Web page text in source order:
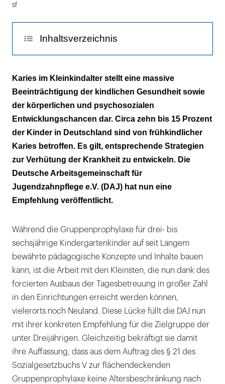
sf
Inhaltsverzeichnis
Früher Zahnarztbesuch wissenschaftlich
empfohlen
Das Ziel – mehr Qualität
Karies im Kleinkindalter stellt eine massive
Beeinträchtigung der kindlichen Gesundheit sowie
der körperlichen und psychosozialen
Entwicklungschancen dar. Circa zehn bis 15 Prozent
der Kinder in Deutschland sind von frühkindlicher
Karies betroffen. Es gilt, entsprechende Strategien
zur Verhütung der Krankheit zu entwickeln. Die
Deutsche Arbeitsgemeinschaft für
Jugendzahnpflege e.V. (DAJ) hat nun eine
Empfehlung veröffentlicht.
Während die Gruppenprophylaxe für drei- bis
sechsjährige Kindergartenkinder auf seit Langem
bewährte pädagogische Konzepte und Inhalte bauen
kann, ist die Arbeit mit den Kleinsten, die nun dank des
forcierten Ausbaus der Tagesbetreuung in großer Zahl
in den Einrichtungen erreicht werden können,
vielerorts noch Neuland. Diese Lücke füllt die DAJ nun
mit ihrer konkreten Empfehlung für die Zielgruppe der
unter Dreijährigen. Gleichzeitig bekräftigt sie damit
ihre Auffassung, dass aus dem Auftrag des § 21 des
Sozialgesetzbuchs V zur flächendeckenden
Gruppenprophylaxe keine Altersbeschränkung nach